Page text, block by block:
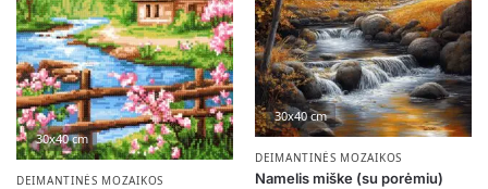
30x40 cm
DEIMANTINĖS MOZAIKOS
30x40 cm
DEIMANTINĖS MOZAIKOS
Namelis miške (su porėmiu)